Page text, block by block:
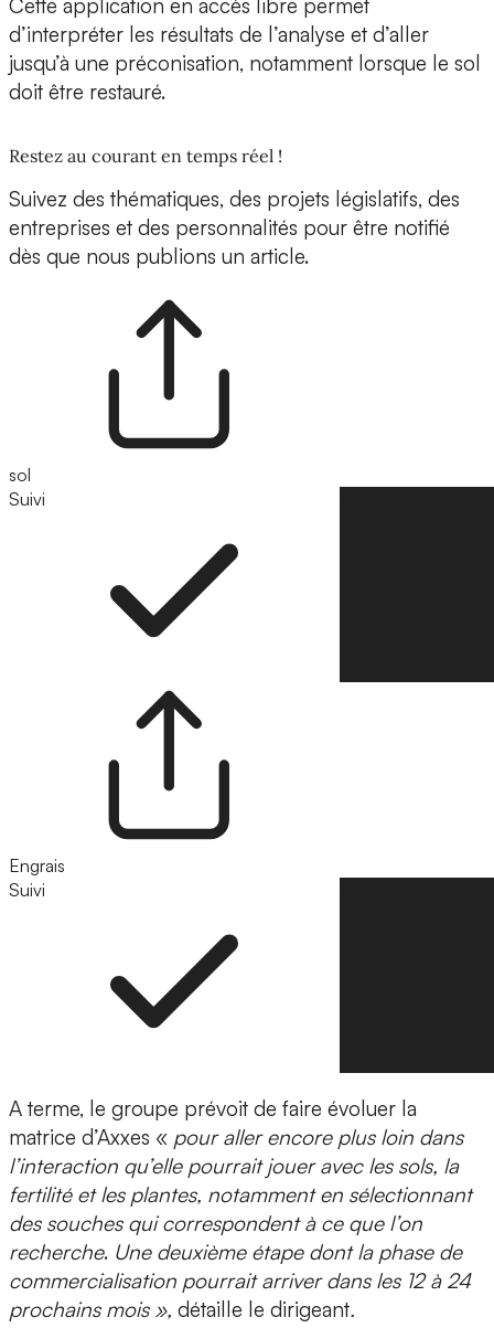
d’interpréter les résultats de l’analyse et d’aller
jusqu’à une préconisation, notamment lorsque le sol
doit être restauré.
Restez au courant en temps réel !
Suivez des thématiques, des projets législatifs, des
entreprises et des personnalités pour être notifié
dès que nous publions un article.
sol
Suivi
Engrais
Suivi
A terme, le groupe prévoit de faire évoluer la
matrice d’Axxes « pouraller encore plus loin dans
l’interaction qu’elle pourrait jouer avec les sols, la
fertilité et les plantes, notamment en sélectionnant
des souches qui correspondent à ce que l’on
recherche. Une deuxième étape dont la phase de
commercialisation pourrait arriver dans les 12 à 24
prochains mois », détaille le dirigeant.